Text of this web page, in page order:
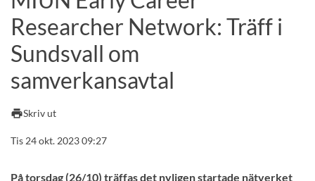
Andra söktjänster
Kurser och programKursplanerVälkomstbrevPersonal
Lediga jobb
Researcher Network: Träff i
Sundsvall om
samverkansavtal
printSkriv ut
Tis 24 okt. 2023 09:27
På torsdag (26/10) träffas det nyligen startade nätverket